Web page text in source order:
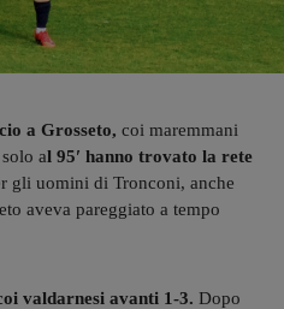
a Grosseto, coi maremmani
al 95′ hanno trovato la rete
gli uomini di Tronconi, anche
aveva pareggiato a tempo
valdarnesi avanti 1-3. Dopo